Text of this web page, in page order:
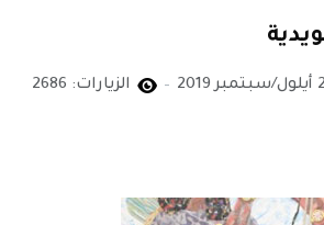
الزيارات: 2686